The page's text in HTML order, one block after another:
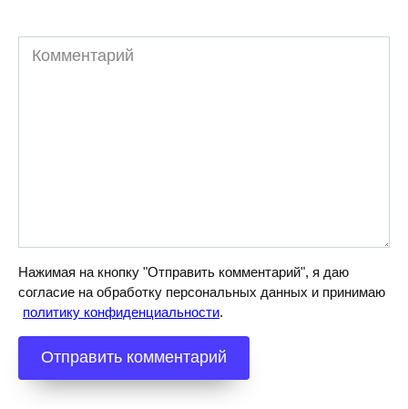
Комментарий
Нажимая на кнопку "Отправить комментарий", я даю
согласие на обработку персональных данных и принимаю
политику конфиденциальности.